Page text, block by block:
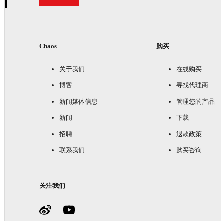
Chaos
关于我们
博客
新闻媒体信息
新闻
招聘
联系我们
购买
在线购买
寻找代理商
管理您的产品
下载
退款政策
购买咨询
关注我们